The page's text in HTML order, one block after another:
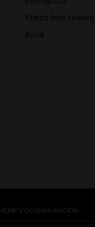
Bijzondere cadeaus
Rood
VOORWAARDEN